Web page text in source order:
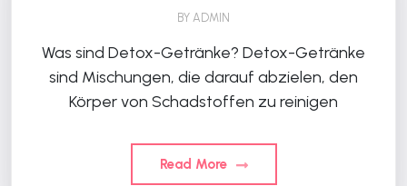
BY ADMIN
Was sind Detox-Getränke? Detox-Getränke
sind Mischungen, die darauf abzielen, den
Körper von Schadstoffen zu reinigen
Read More